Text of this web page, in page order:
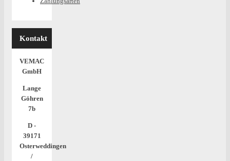
Kontakt
VEMAC
GmbH
Lange
Göhren
7b
D -
39171
Osterweddingen
/